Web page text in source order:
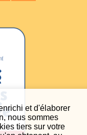
et d'élaborer
nous sommes
tiers sur votre